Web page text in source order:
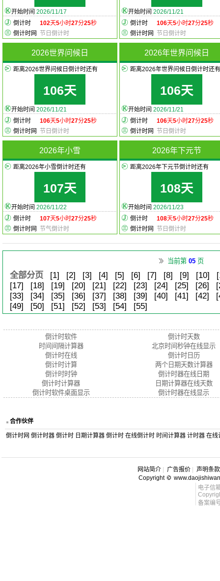
开始时间 2026/11/17
倒计时
102天5小时27分25秒
倒计时网
节日倒计时
开始时间 2026/11/21
倒计时
106天5小时27分25秒
倒计时网
节日倒计时
2026世界问候日
距离2026世界问候日倒计时还有
106天
开始时间 2026/11/21
倒计时
106天5小时27分25秒
倒计时网
节日倒计时
2026年世界问候日
距离2026年世界问候日倒计时还有
106天
开始时间 2026/11/21
倒计时
106天5小时27分25秒
倒计时网
节日倒计时
2026年小雪
距离2026年小雪倒计时还有
107天
开始时间 2026/11/22
倒计时
107天5小时27分25秒
倒计时网
节气倒计时
2026年下元节
距离2026年下元节倒计时还有
108天
开始时间 2026/11/23
倒计时
108天5小时27分25秒
倒计时网
节日倒计时
当前第 05 页
全部分页 [1] [2] [3] [4] [5] [6] [7] [8] [9] [10]
[17]
[18] [19] [20] [21] [22] [23] [24] [25] [26]
[33]
[34] [35] [36] [37] [38] [39] [40] [41] [42]
[49]
[50] [51] [52] [53] [54] [55]
倒计时软件
时间间隔计算器
倒计时在线
倒计时计算
倒计时时钟
倒计时计算器
倒计时软件桌面显示
倒计时天数
北京时间秒钟在线显示
倒计时日历
两个日期天数计算器
倒计时器在线日期
日期计算器在线天数
倒计时器在线显示
合作伙伴
倒计时网 倒计时器 倒计时 日期计算器 倒计时 在线倒计时 时间计算器 计时器 在线
网站简介 广告报价
声明条款
Copyright
电子信
备案编